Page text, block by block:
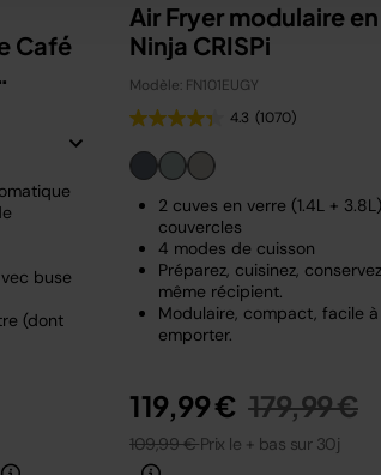
Café
buse
(dont
Air Fryer modulaire
Ninja CRISPi
Modèle: FN101EUGY
4.3 (1070)
2 cuves en verre (1.4L +
couvercles
4 modes de cuisson
Préparez, cuisinez,
même récipient.
Modulaire, compact, facile
emporter.
119,99 € Prix réduit
179,99 €au
109,99 €Prix le + bas sur 30j